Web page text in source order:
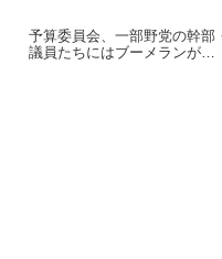
予算委員会、一部野党の幹部
議員たちにはブーメランが…